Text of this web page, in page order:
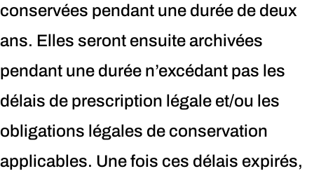
conservées pendant une durée de deux
ans. Elles seront ensuite archivées
pendant une durée n’excédant pas les
délais de prescription légale et/ou les
obligations légales de conservation
applicables. Une fois ces délais expirés,